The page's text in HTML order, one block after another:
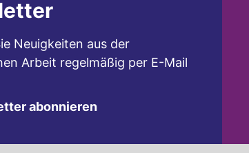
Neuigkeiten aus der
Arbeit regelmäßig per E-Mail
abonnieren